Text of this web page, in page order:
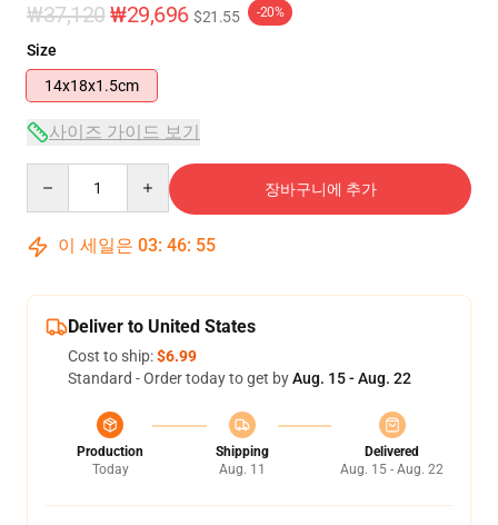
₩37,120₩29,696 $21.55 -20%
Size
14x18x1.5cm
사이즈 가이드 보기
장바구니에 추가
이 세일은 03: 46: 55
Deliver to United States
Cost to ship:$6.99
Standard - Order today to get byAug. 15 - Aug. 22
Production
Today
Shipping
Aug. 11
Delivered
Aug. 15 - Aug. 22